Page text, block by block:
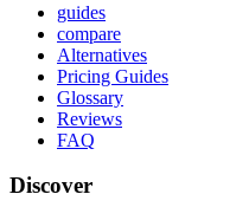
guides
compare
Alternatives
Pricing Guides
Glossary
Reviews
FAQ
Discover